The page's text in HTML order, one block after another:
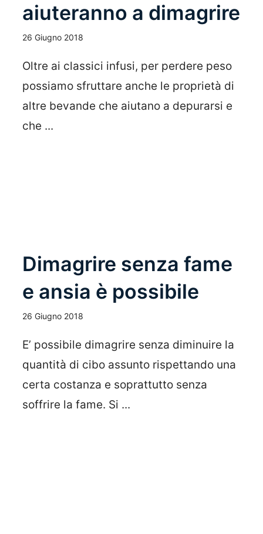
aiuteranno a dimagrire
26 Giugno 2018
Oltre ai classici infusi, per perdere peso
possiamo sfruttare anche le proprietà di
altre bevande che aiutano a depurarsi e
che ...
Dimagrire senza fame
e ansia è possibile
26 Giugno 2018
E’ possibile dimagrire senza diminuire la
quantità di cibo assunto rispettando una
certa costanza e soprattutto senza
soffrire la fame. Si ...